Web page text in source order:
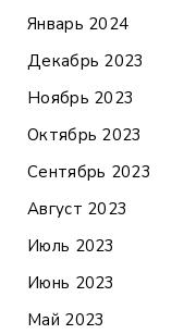
Январь 2024
Декабрь 2023
Ноябрь 2023
Октябрь 2023
Сентябрь 2023
Август 2023
Июль 2023
Июнь 2023
Май 2023